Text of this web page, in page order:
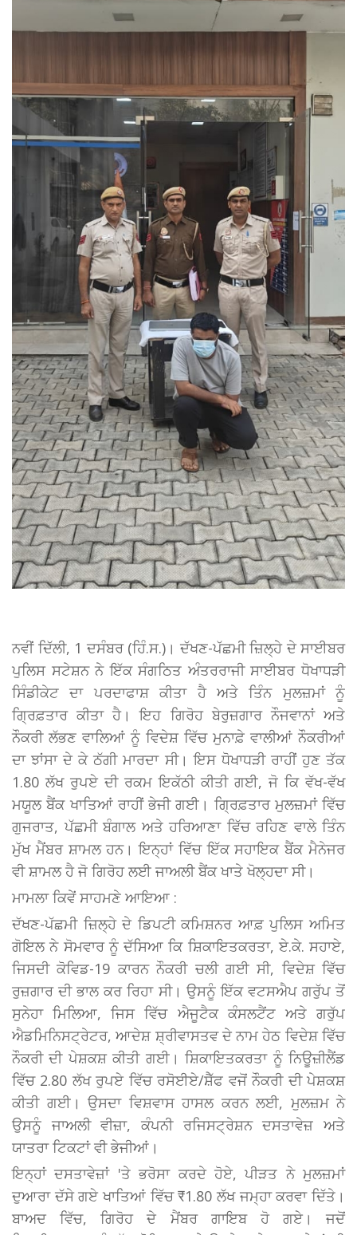
ਨਵੀਂ ਦਿੱਲੀ, 1 ਦਸੰਬਰ (ਹਿੰ.ਸ.)। ਦੱਖਣ-ਪੱਛਮੀ ਜ਼ਿਲ੍ਹੇ ਦੇ ਸਾਈਬਰ
ਪੁਲਿਸ ਸਟੇਸ਼ਨ ਨੇ ਇੱਕ ਸੰਗਠਿਤ ਅੰਤਰਰਾਜੀ ਸਾਈਬਰ ਧੋਖਾਧੜੀ
ਸਿੰਡੀਕੇਟ ਦਾ ਪਰਦਾਫਾਸ਼ ਕੀਤਾ ਹੈ ਅਤੇ ਤਿੰਨ ਮੁਲਜ਼ਮਾਂ ਨੂੰ
ਗ੍ਰਿਫ਼ਤਾਰ ਕੀਤਾ ਹੈ। ਇਹ ਗਿਰੋਹ ਬੇਰੁਜ਼ਗਾਰ ਨੌਜਵਾਨਾਂ ਅਤੇ
ਨੌਕਰੀ ਲੱਭਣ ਵਾਲਿਆਂ ਨੂੰ ਵਿਦੇਸ਼ ਵਿੱਚ ਮੁਨਾਫ਼ੇ ਵਾਲੀਆਂ ਨੌਕਰੀਆਂ
ਦਾ ਝਾਂਸਾ ਦੇ ਕੇ ਠੱਗੀ ਮਾਰਦਾ ਸੀ। ਇਸ ਧੋਖਾਧੜੀ ਰਾਹੀਂ ਹੁਣ ਤੱਕ
1.80 ਲੱਖ ਰੁਪਏ ਦੀ ਰਕਮ ਇਕੱਠੀ ਕੀਤੀ ਗਈ, ਜੋ ਕਿ ਵੱਖ-ਵੱਖ
ਮਯੂਲ ਬੈਂਕ ਖਾਤਿਆਂ ਰਾਹੀਂ ਭੇਜੀ ਗਈ। ਗ੍ਰਿਫ਼ਤਾਰ ਮੁਲਜ਼ਮਾਂ ਵਿੱਚ
ਗੁਜਰਾਤ, ਪੱਛਮੀ ਬੰਗਾਲ ਅਤੇ ਹਰਿਆਣਾ ਵਿੱਚ ਰਹਿਣ ਵਾਲੇ ਤਿੰਨ
ਮੁੱਖ ਮੈਂਬਰ ਸ਼ਾਮਲ ਹਨ। ਇਨ੍ਹਾਂ ਵਿੱਚ ਇੱਕ ਸਹਾਇਕ ਬੈਂਕ ਮੈਨੇਜਰ
ਵੀ ਸ਼ਾਮਲ ਹੈ ਜੋ ਗਿਰੋਹ ਲਈ ਜਾਅਲੀ ਬੈਂਕ ਖਾਤੇ ਖੋਲ੍ਹਦਾ ਸੀ।
ਮਾਮਲਾ ਕਿਵੇਂ ਸਾਹਮਣੇ ਆਇਆ :
ਦੱਖਣ-ਪੱਛਮੀ ਜ਼ਿਲ੍ਹੇ ਦੇ ਡਿਪਟੀ ਕਮਿਸ਼ਨਰ ਆਫ਼ ਪੁਲਿਸ ਅਮਿਤ
ਗੋਇਲ ਨੇ ਸੋਮਵਾਰ ਨੂੰ ਦੱਸਿਆ ਕਿ ਸ਼ਿਕਾਇਤਕਰਤਾ, ਏ.ਕੇ. ਸਹਾਏ,
ਜਿਸਦੀ ਕੋਵਿਡ-19 ਕਾਰਨ ਨੌਕਰੀ ਚਲੀ ਗਈ ਸੀ, ਵਿਦੇਸ਼ ਵਿੱਚ
ਰੁਜ਼ਗਾਰ ਦੀ ਭਾਲ ਕਰ ਰਿਹਾ ਸੀ। ਉਸਨੂੰ ਇੱਕ ਵਟਸਐਪ ਗਰੁੱਪ ਤੋਂ
ਸੁਨੇਹਾ ਮਿਲਿਆ, ਜਿਸ ਵਿੱਚ ਐਜੂਟੈਕ ਕੰਸਲਟੈਂਟ ਅਤੇ ਗਰੁੱਪ
ਐਡਮਿਨਿਸਟ੍ਰੇਟਰ, ਆਦੇਸ਼ ਸ਼੍ਰੀਵਾਸਤਵ ਦੇ ਨਾਮ ਹੇਠ ਵਿਦੇਸ਼ ਵਿੱਚ
ਨੌਕਰੀ ਦੀ ਪੇਸ਼ਕਸ਼ ਕੀਤੀ ਗਈ। ਸ਼ਿਕਾਇਤਕਰਤਾ ਨੂੰ ਨਿਊਜ਼ੀਲੈਂਡ
ਵਿੱਚ 2.80 ਲੱਖ ਰੁਪਏ ਵਿੱਚ ਰਸੋਈਏ/ਸ਼ੈੱਫ ਵਜੋਂ ਨੌਕਰੀ ਦੀ ਪੇਸ਼ਕਸ਼
ਕੀਤੀ ਗਈ। ਉਸਦਾ ਵਿਸ਼ਵਾਸ ਹਾਸਲ ਕਰਨ ਲਈ, ਮੁਲਜ਼ਮ ਨੇ
ਉਸਨੂੰ ਜਾਅਲੀ ਵੀਜ਼ਾ, ਕੰਪਨੀ ਰਜਿਸਟ੍ਰੇਸ਼ਨ ਦਸਤਾਵੇਜ਼ ਅਤੇ
ਯਾਤਰਾ ਟਿਕਟਾਂ ਵੀ ਭੇਜੀਆਂ।
ਇਨ੍ਹਾਂ ਦਸਤਾਵੇਜ਼ਾਂ 'ਤੇ ਭਰੋਸਾ ਕਰਦੇ ਹੋਏ, ਪੀੜਤ ਨੇ ਮੁਲਜ਼ਮਾਂ
ਦੁਆਰਾ ਦੱਸੇ ਗਏ ਖਾਤਿਆਂ ਵਿੱਚ ₹1.80 ਲੱਖ ਜਮ੍ਹਾ ਕਰਵਾ ਦਿੱਤੇ।
ਬਾਅਦ ਵਿੱਚ, ਗਿਰੋਹ ਦੇ ਮੈਂਬਰ ਗਾਇਬ ਹੋ ਗਏ। ਜਦੋਂ